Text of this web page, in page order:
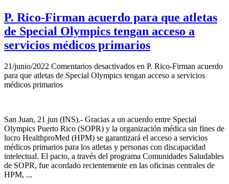
P. Rico-Firman acuerdo para que atletas
de Special Olympics tengan acceso a
servicios médicos primarios
21/junio/2022 Comentarios desactivados en P. Rico-Firman acuerdo
para que atletas de Special Olympics tengan acceso a servicios
médicos primarios
San Juan, 21 jun (INS).- Gracias a un acuerdo entre Special
Olympics Puerto Rico (SOPR) y la organización médica sin fines de
lucro HealthproMed (HPM) se garantizará el acceso a servicios
médicos primarios para los atletas y personas con discapacidad
intelectual. El pacto, a través del programa Comunidades Saludables
de SOPR, fue acordado recientemente en las oficinas centrales de
HPM, ...